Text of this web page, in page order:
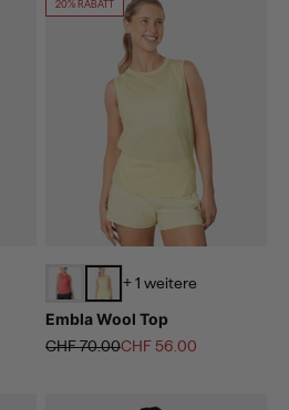
20% RABATT
+ 1 weitere
Embla Wool Top
Regulärer Preis
CHF 70.00Angebot
CHF 56.00